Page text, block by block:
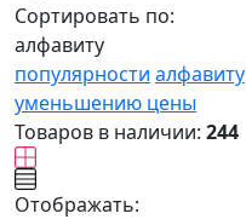
Сортировать по:
алфавиту
популярности алфавиту
уменьшению цены
Товаров в наличии: 244
Отображать: